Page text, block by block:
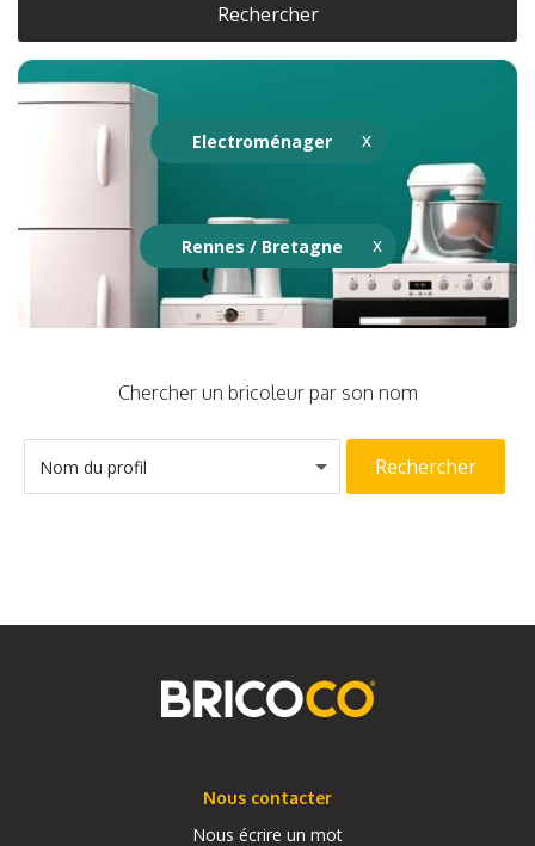
Electroménager
Rennes / Bretagne
Rechercher
Chercher un bricoleur par son nom
Nom du profil Rechercher
Nous contacter
Nous écrire un mot